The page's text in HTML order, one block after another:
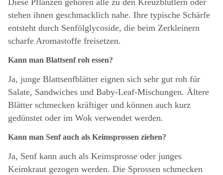
Diese Pflanzen gehören alle zu den Kreuzblütlern oder
stehen ihnen geschmacklich nahe. Ihre typische Schärfe
entsteht durch Senfölglycoside, die beim Zerkleinern
scharfe Aromastoffe freisetzen.
Kann man Blattsenf roh essen?
Ja, junge Blattsenfblätter eignen sich sehr gut roh für
Salate, Sandwiches und Baby-Leaf-Mischungen. Ältere
Blätter schmecken kräftiger und können auch kurz
gedünstet oder im Wok verwendet werden.
Kann man Senf auch als Keimsprossen ziehen?
Ja, Senf kann auch als Keimsprosse oder junges
Keimkraut gezogen werden. Die Sprossen schmecken